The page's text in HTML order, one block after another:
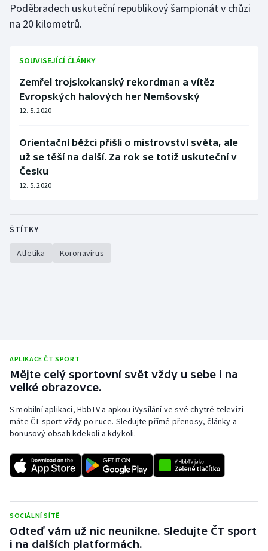
Poděbradech uskuteční republikový šampionát v chůzi
na 20 kilometrů.
SOUVISEJÍCÍ ČLÁNKY
Zemřel trojskokanský rekordman a vítěz
Evropských halových her Nemšovský
12. 5. 2020
Orientační běžci přišli o mistrovství světa, ale
už se těší na další. Za rok se totiž uskuteční v
Česku
12. 5. 2020
ŠTÍTKY
Atletika Koronavirus
APLIKACE ČT SPORT
Mějte celý sportovní svět vždy u sebe i na
velké obrazovce.
S mobilní aplikací, HbbTV a apkou iVysílání ve své chytré televizi
máte ČT sport vždy po ruce. Sledujte přímé přenosy, články a
bonusový obsah kdekoli a kdykoli.
SOCIÁLNÍ SÍTĚ
Odteď vám už nic neunikne. Sledujte ČT sport
i na dalších platformách.